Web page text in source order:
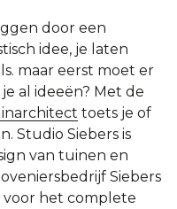
door een
idee, je laten
maar eerst moet er
al ideeën? Met de
toets je of
Studio Siebers is
van tuinen en
Siebers
het complete